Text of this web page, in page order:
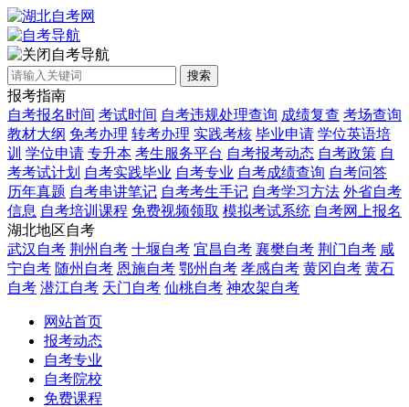
自考导航
搜索
报考指南
自考报名时间 考试时间 自考违规处理查询 成绩复查 考场查询
教材大纲 免考办理 转考办理 实践考核 毕业申请 学位英语培
训 学位申请 专升本 考生服务平台 自考报考动态 自考政策 自
考考试计划 自考实践毕业 自考专业 自考成绩查询 自考问答
历年真题 自考串讲笔记 自考考生手记 自考学习方法 外省自考
信息 自考培训课程 免费视频领取 模拟考试系统 自考网上报名
湖北地区自考
武汉自考 荆州自考 十堰自考 宜昌自考 襄樊自考 荆门自考 咸
宁自考 随州自考 恩施自考 鄂州自考 孝感自考 黄冈自考 黄石
自考 潜江自考 天门自考 仙桃自考 神农架自考
网站首页
报考动态
自考专业
自考院校
免费课程